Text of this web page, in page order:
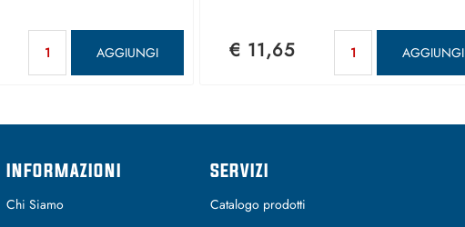
AGGIUNGI € 11,65 AGGIUNGI
INFORMAZIONI
Chi Siamo
SERVIZI
Catalogo prodotti